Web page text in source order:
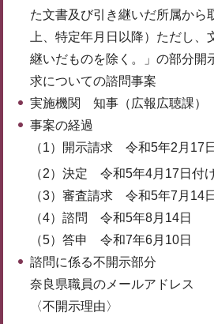
た文書及び引き継いだ所属から
上、特定年月日以降）ただし、
継いだものを除く。」の部分開
求についての諮問事案
実施機関 知事（広報広聴課）
事案の経過
（1）開示請求 令和5年2月17日
（2）決定 令和5年4月17日付
（3）審査請求 令和5年7月14日
（4）諮問 令和5年8月14日
（5）答申 令和7年6月10日
諮問に係る不開示部分
奈良県職員のメールアドレス
〈不開示理由〉